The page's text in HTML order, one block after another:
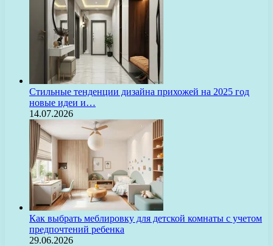
Стильные тенденции дизайна прихожей на 2025 год
новые идеи и…
14.07.2026
Как выбрать меблировку для детской комнаты с учетом
предпочтений ребенка
29.06.2026